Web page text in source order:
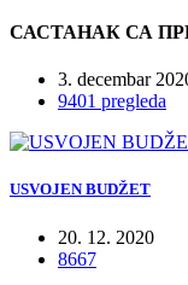
САСТАНАК СА
3. decembar
9401 pregleda
USVOJEN BUDŽET
20. 12. 2020
8667